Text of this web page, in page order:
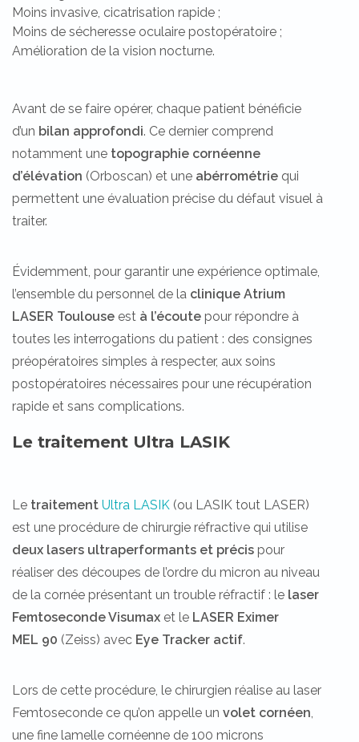
Moins invasive, cicatrisation rapide ;
Moins de sécheresse oculaire postopératoire ;
Amélioration de la vision nocturne.
Avant de se faire opérer, chaque patient bénéficie
d’un bilan approfondi. Ce dernier comprend
notamment une topographie cornéenne
d’élévation (Orboscan) et une abérrométrie qui
permettent une évaluation précise du défaut visuel à
traiter.
Évidemment, pour garantir une expérience optimale,
l’ensemble du personnel de la clinique Atrium
LASER Toulouse est à l’écoute pour répondre à
toutes les interrogations du patient : des consignes
préopératoires simples à respecter, aux soins
postopératoires nécessaires pour une récupération
rapide et sans complications.
Le traitement Ultra LASIK
Le traitement Ultra LASIK (ou LASIK tout LASER)
est une procédure de chirurgie réfractive qui utilise
deux lasers ultraperformants et précis pour
réaliser des découpes de l’ordre du micron au niveau
de la cornée présentant un trouble réfractif : le laser
Femtoseconde Visumax et le LASER Eximer
MEL 90 (Zeiss) avec Eye Tracker actif.
Lors de cette procédure, le chirurgien réalise au laser
Femtoseconde ce qu’on appelle un volet cornéen,
une fine lamelle cornéenne de 100 microns